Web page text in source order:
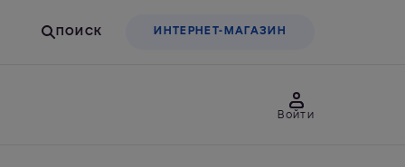
ИНТЕРНЕТ-МАГАЗИН
Войти